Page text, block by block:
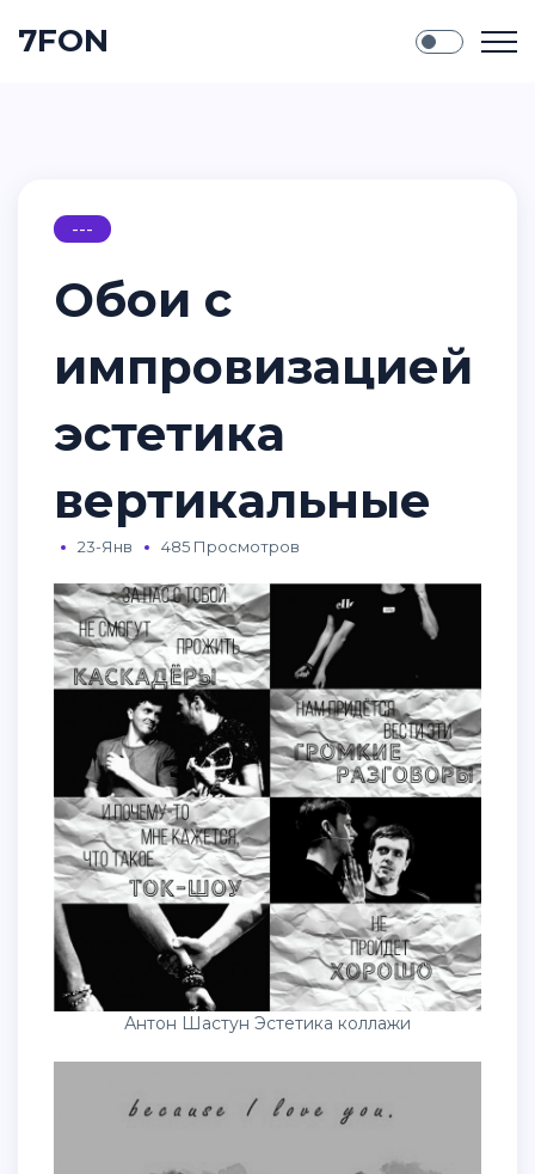
7FON
---
Обои с
импровизацией
эстетика
вертикальные
23-Янв 485 Просмотров
Антон Шастун Эстетика коллажи